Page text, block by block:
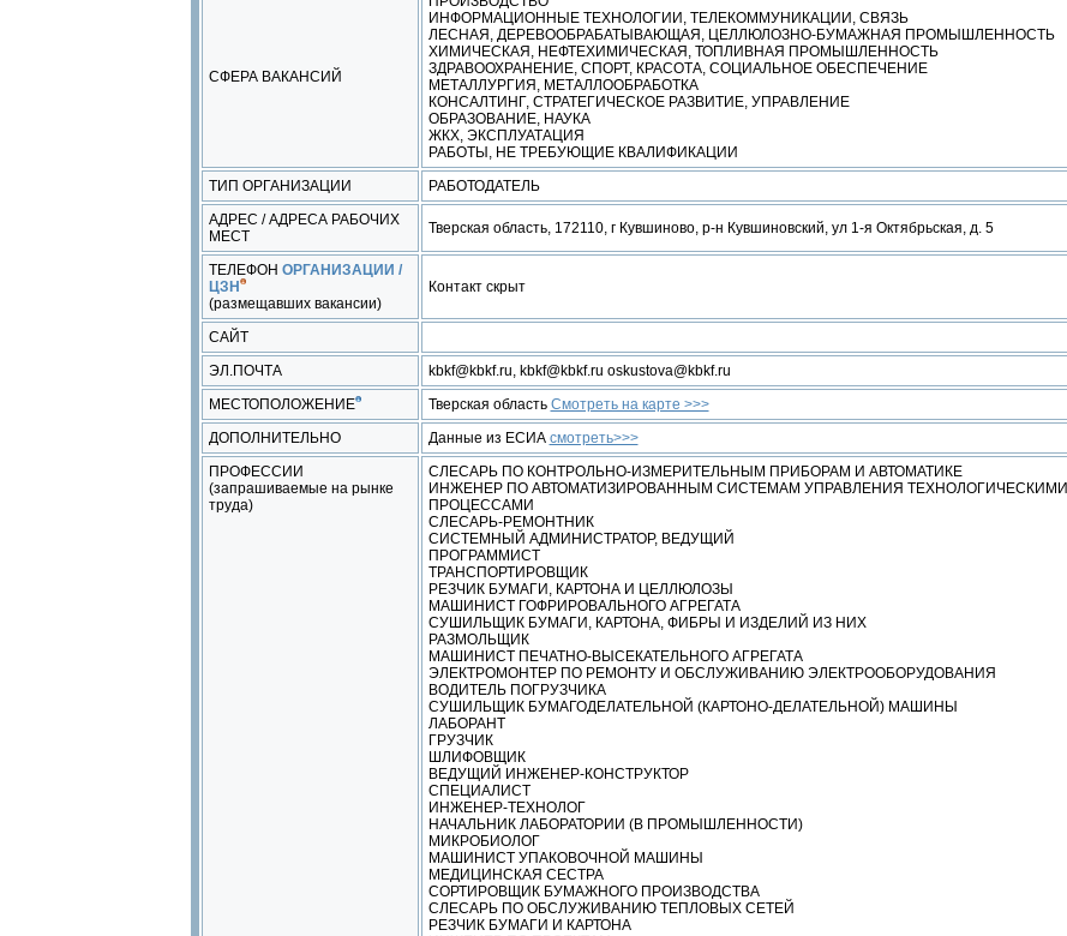
СФЕРА ВАКАНСИЙ
ИНФОРМАЦИОННЫЕ ТЕХНОЛОГИИ, ТЕЛЕКОММУНИКАЦИИ, СВЯЗЬ
ЛЕСНАЯ, ДЕРЕВООБРАБАТЫВАЮЩАЯ, ЦЕЛЛЮЛОЗНО-БУМАЖНАЯ ПРОМЫШЛЕННОСТЬ
ХИМИЧЕСКАЯ, НЕФТЕХИМИЧЕСКАЯ, ТОПЛИВНАЯ ПРОМЫШЛЕННОСТЬ
ЗДРАВООХРАНЕНИЕ, СПОРТ, КРАСОТА, СОЦИАЛЬНОЕ ОБЕСПЕЧЕНИЕ
МЕТАЛЛУРГИЯ, МЕТАЛЛООБРАБОТКА
КОНСАЛТИНГ, СТРАТЕГИЧЕСКОЕ РАЗВИТИЕ, УПРАВЛЕНИЕ
ОБРАЗОВАНИЕ, НАУКА
ЖКХ, ЭКСПЛУАТАЦИЯ
РАБОТЫ, НЕ ТРЕБУЮЩИЕ КВАЛИФИКАЦИИ
ТИП ОРГАНИЗАЦИИ
РАБОТОДАТЕЛЬ
АДРЕС / АДРЕСА РАБОЧИХ
МЕСТ
Тверская область, 172110, г Кувшиново, р-н Кувшиновский, ул 1-я Октябрьская, д. 5
ТЕЛЕФОН ОРГАНИЗАЦИИ /
ЦЗН
(размещавших вакансии)
Контакт скрыт
САЙТ
ЭЛ.ПОЧТА
kbkf@kbkf.ru, kbkf@kbkf.ru oskustova@kbkf.ru
МЕСТОПОЛОЖЕНИЕ
Тверская область Смотреть на карте >>>
ДОПОЛНИТЕЛЬНО
Данные из ЕСИА смотреть>>>
ПРОФЕССИИ
(запрашиваемые на рынке
труда)
СЛЕСАРЬ ПО КОНТРОЛЬНО-ИЗМЕРИТЕЛЬНЫМ ПРИБОРАМ И АВТОМАТИКЕ
ИНЖЕНЕР ПО АВТОМАТИЗИРОВАННЫМ СИСТЕМАМ УПРАВЛЕНИЯ ТЕХНОЛОГИЧЕСКИМИ
ПРОЦЕССАМИ
СЛЕСАРЬ-РЕМОНТНИК
СИСТЕМНЫЙ АДМИНИСТРАТОР, ВЕДУЩИЙ
ПРОГРАММИСТ
ТРАНСПОРТИРОВЩИК
РЕЗЧИК БУМАГИ, КАРТОНА И ЦЕЛЛЮЛОЗЫ
МАШИНИСТ ГОФРИРОВАЛЬНОГО АГРЕГАТА
СУШИЛЬЩИК БУМАГИ, КАРТОНА, ФИБРЫ И ИЗДЕЛИЙ ИЗ НИХ
РАЗМОЛЬЩИК
МАШИНИСТ ПЕЧАТНО-ВЫСЕКАТЕЛЬНОГО АГРЕГАТА
ЭЛЕКТРОМОНТЕР ПО РЕМОНТУ И ОБСЛУЖИВАНИЮ ЭЛЕКТРООБОРУДОВАНИЯ
ВОДИТЕЛЬ ПОГРУЗЧИКА
СУШИЛЬЩИК БУМАГОДЕЛАТЕЛЬНОЙ (КАРТОНО-ДЕЛАТЕЛЬНОЙ) МАШИНЫ
ЛАБОРАНТ
ГРУЗЧИК
ШЛИФОВЩИК
ВЕДУЩИЙ ИНЖЕНЕР-КОНСТРУКТОР
СПЕЦИАЛИСТ
ИНЖЕНЕР-ТЕХНОЛОГ
НАЧАЛЬНИК ЛАБОРАТОРИИ (В ПРОМЫШЛЕННОСТИ)
МИКРОБИОЛОГ
МАШИНИСТ УПАКОВОЧНОЙ МАШИНЫ
МЕДИЦИНСКАЯ СЕСТРА
СОРТИРОВЩИК БУМАЖНОГО ПРОИЗВОДСТВА
СЛЕСАРЬ ПО ОБСЛУЖИВАНИЮ ТЕПЛОВЫХ СЕТЕЙ
РЕЗЧИК БУМАГИ И КАРТОНА